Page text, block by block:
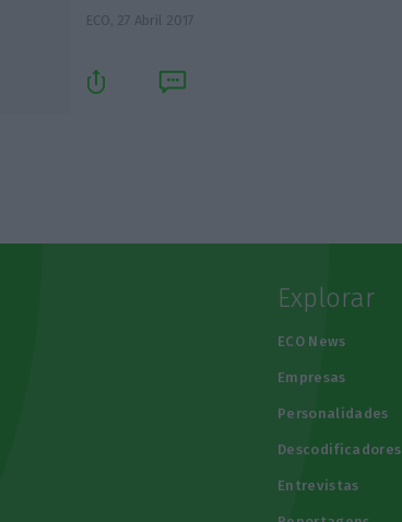
ECO, 27 Abril 2017
Explorar
ECO News
Empresas
Personalidades
Descodificadores
Entrevistas